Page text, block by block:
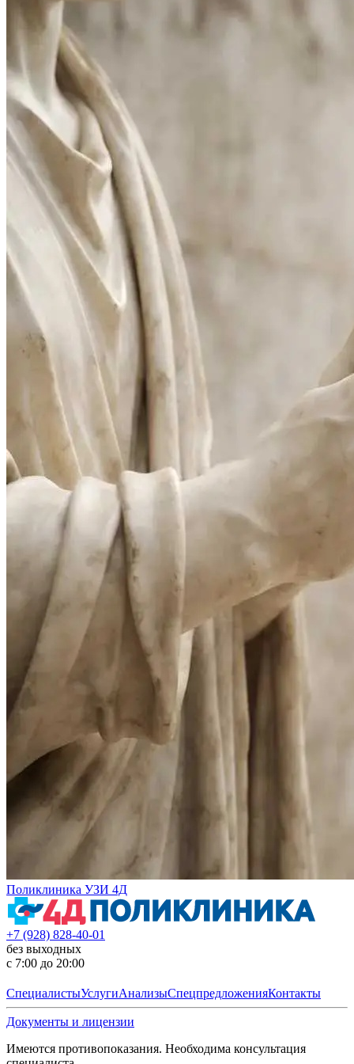
Поликлиника УЗИ 4Д
+7 (928) 828-40-01
без выходных
с 7:00 до 20:00
СпециалистыУслугиАнализыСпецпредложенияКонтакты
Документы и лицензии
Имеются противопоказания. Необходима консультация